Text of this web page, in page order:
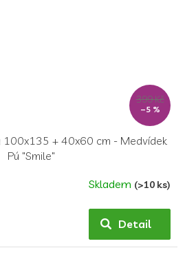
399 Kč
–5 %
100x135 + 40x60 cm - Medvídek
Pú "Smile"
Skladem (>10 ks)
Detail